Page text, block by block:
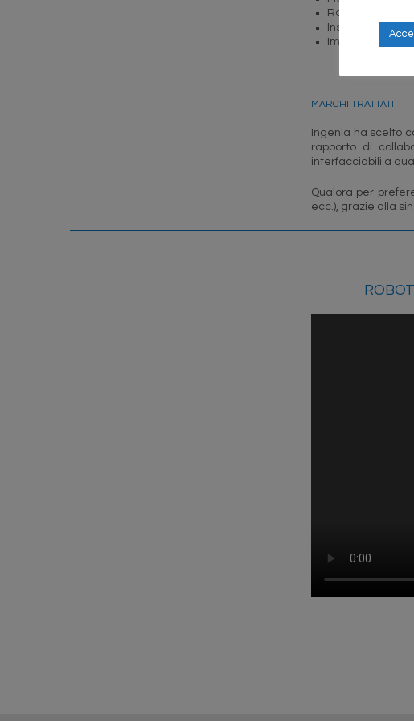
Robotica
Inserimento di
Impianti
MARCHI TRATTATI
Ingenia ha scelto
rapporto di
interfacciabili a
Qualora per
ecc.), grazie alla